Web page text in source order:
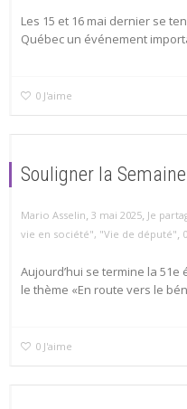
Les 15 et 16 mai dernier se
Québec un événement
0 J'aime
Souligner la
Mario Asselin, 3 mai 2025, Je
vie en société", "Vie de député", 0
Aujourd’hui se termine la
le thème «En route vers le
0 J'aime